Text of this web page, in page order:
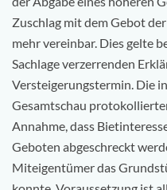
Zuschlag mit dem Gebot
mehr vereinbar. Dies gelte
Sachlage verzerrenden
Versteigerungstermin. Die
Gesamtschau
Annahme, dass
Geboten abgeschreckt
Miteigentümer das